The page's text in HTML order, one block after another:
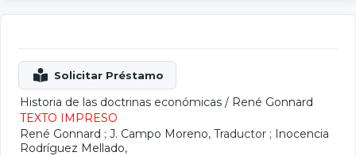
Historia de las doctrinas económicas / René Gonnard
TEXTO IMPRESO
René Gonnard ; J. Campo Moreno, Traductor ; Inocencia
Rodríguez Mellado,